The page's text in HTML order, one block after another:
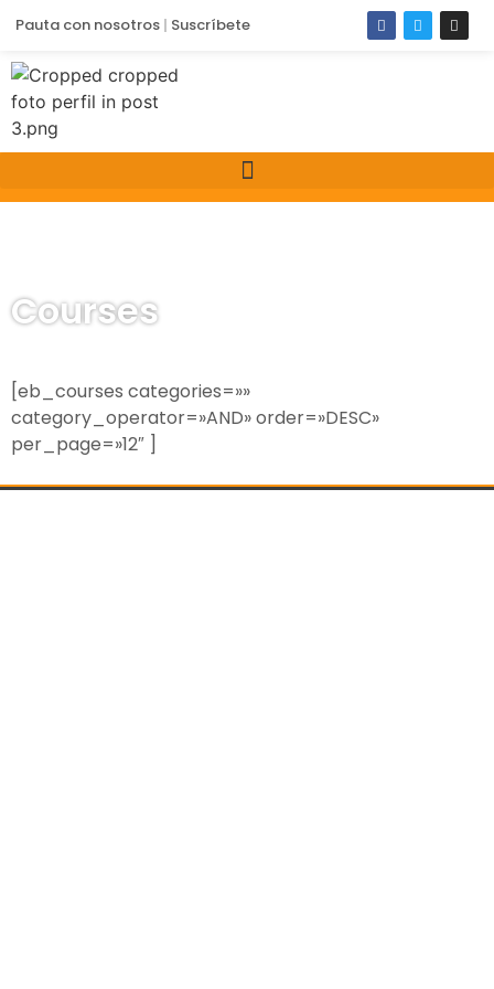
Pauta con nosotros Suscríbete
Courses
[eb_courses categories=»»
category_operator=»AND» order=»DESC»
per_page=»12″ ]